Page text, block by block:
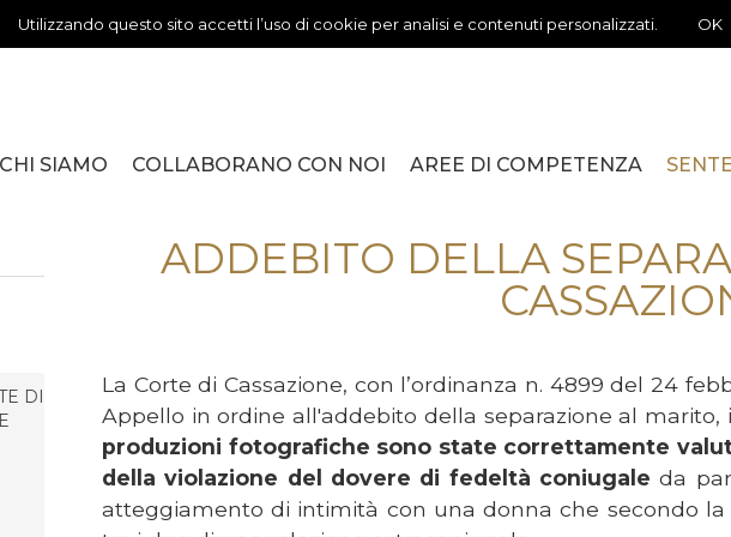
Utilizzando questo sito accetti l’uso di cookie per analisi e contenuti personalizzati. OK
CHI SIAMO COLLABORANO CON NOI AREE DI COMPETENZA
ADDEBITO DELLA
La Corte di Cassazione, con l’ordinanza n. 4899 del 24
Appello in ordine all'addebito della separazione al marito,
produzioni fotografiche sono state correttamente
della violazione del dovere di fedeltà coniugale da
atteggiamento di intimità con una donna che secondo
DI